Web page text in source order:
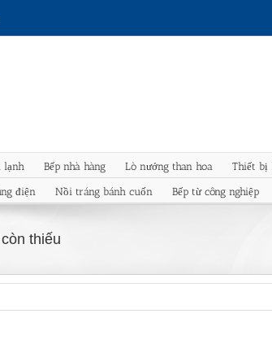
lạnh Bếp nhà hàng Lò nướng than hoa Thiết bị
điện Nồi tráng bánh cuốn Bếp từ công nghiệp
thiếu